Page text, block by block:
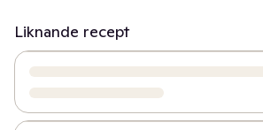
Liknande recept